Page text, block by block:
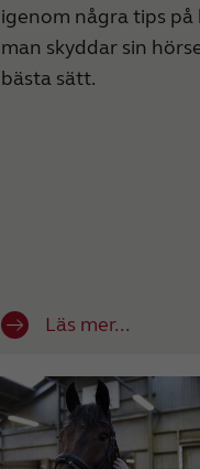
igenom några tips på
man skyddar sin
bästa sätt.
Läs mer...